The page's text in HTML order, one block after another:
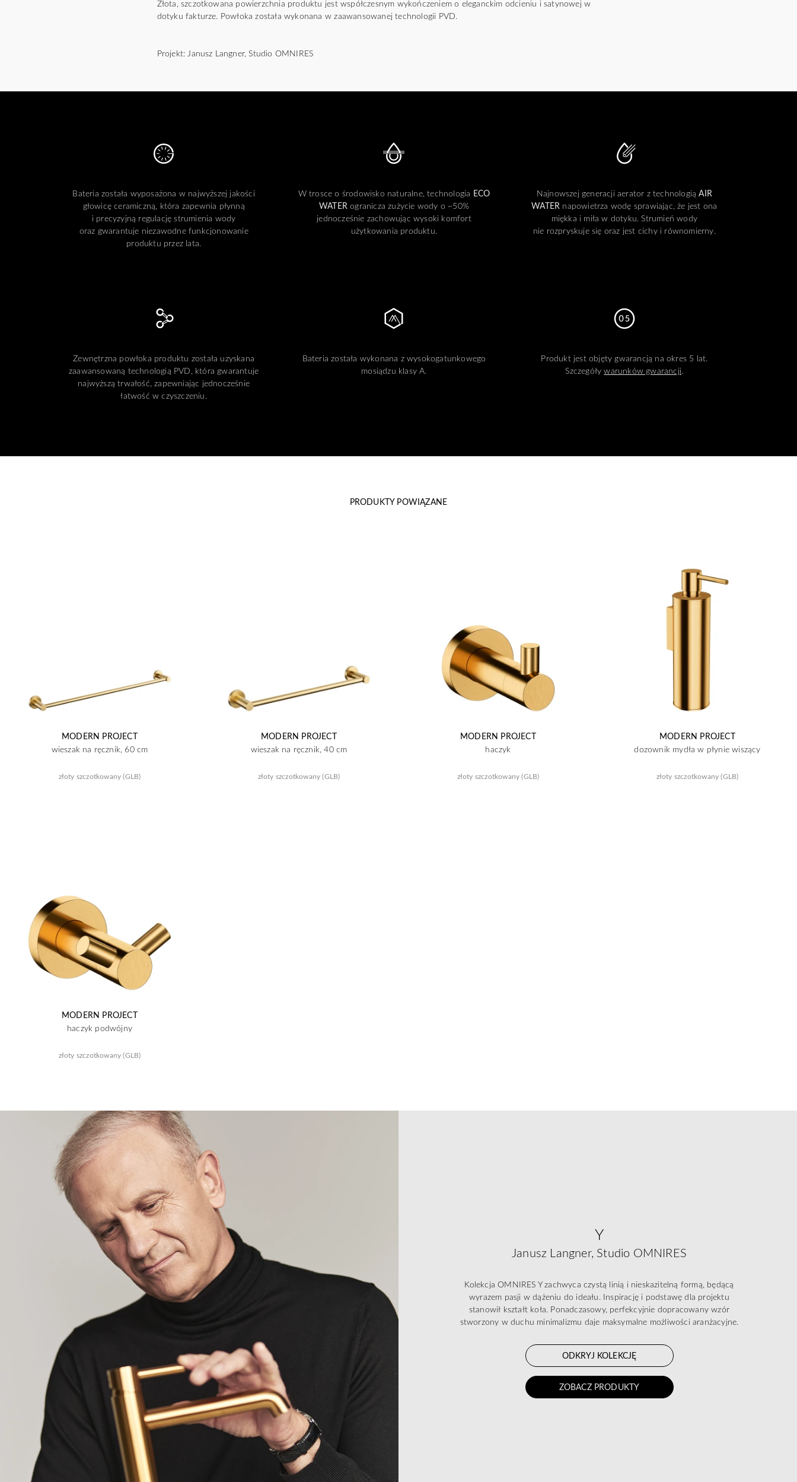
Złota, szczotkowana powierzchnia produktu jest współczesnym wykończeniem o eleganckim odcieniu i satynowej w
dotyku fakturze. Powłoka została wykonana w zaawansowanej technologii PVD.
Projekt: Janusz Langner, Studio OMNIRES
Bateria została wyposażona w najwyższej jakości
głowicę ceramiczną, która zapewnia płynną
i precyzyjną regulację strumienia wody
oraz gwarantuje niezawodne funkcjonowanie
produktu przez lata.
W trosce o środowisko naturalne, technologia ECO
WATERogranicza zużycie wody o ~50%
jednocześnie zachowując wysoki komfort
użytkowania produktu.
Najnowszej generacji aerator z technologiąAIR
WATER napowietrza wodę sprawiając, że jest ona
miękka i miła w dotyku. Strumień wody
nie rozpryskuje się oraz jest cichy i równomierny.
Zewnętrzna powłoka produktu została uzyskana
zaawansowaną technologią PVD, która gwarantuje
najwyższą trwałość, zapewniając jednocześnie
łatwość w czyszczeniu.
Bateria została wykonana z wysokogatunkowego
mosiądzu klasy A.
Produkt jest objęty gwarancją na okres 5 lat.
Szczegóływarunków gwarancji.
PRODUKTY POWIĄZANE
MODERN PROJECT
wieszak na ręcznik, 60 cm
złoty szczotkowany (GLB)
MODERN PROJECT
wieszak na ręcznik, 40 cm
złoty szczotkowany (GLB)
MODERN PROJECT
haczyk
złoty szczotkowany (GLB)
MODERN PROJECT
dozownik mydła w płynie wiszący
złoty szczotkowany (GLB)
MODERN PROJECT
haczyk podwójny
złoty szczotkowany (GLB)
Y
Janusz Langner, Studio OMNIRES
Kolekcja OMNIRES Y zachwyca czystą linią i nieskazitelną formą, będącą
wyrazem pasji w dążeniu do ideału. Inspirację i podstawę dla projektu
stanowił kształt koła. Ponadczasowy, perfekcyjnie dopracowany wzór
stworzony w duchu minimalizmu daje maksymalne możliwości aranżacyjne.
ODKRYJ KOLEKCJĘ
ZOBACZ PRODUKTY